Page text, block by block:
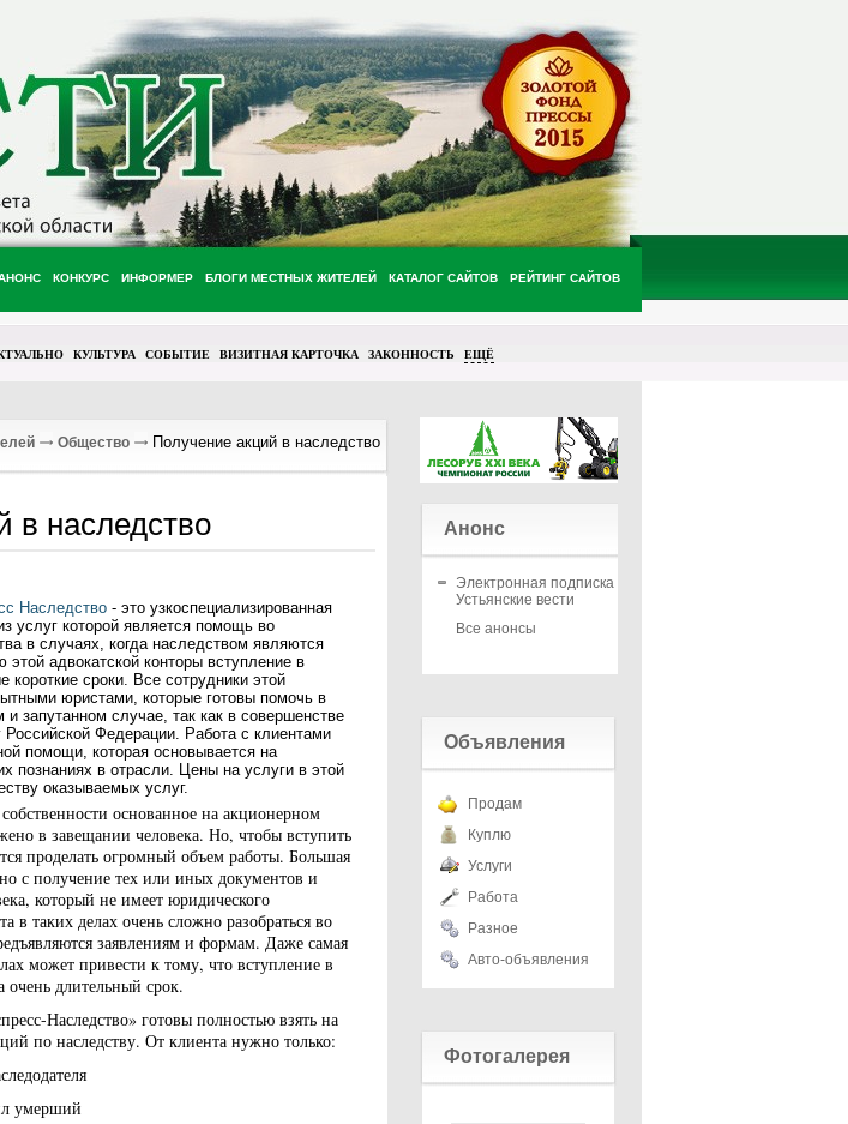
КОНКУРС ИНФОРМЕР БЛОГИ МЕСТНЫХ ЖИТЕЛЕЙ КАТАЛОГ САЙТОВ РЕЙТИНГ САЙТОВ
КУЛЬТУРА СОБЫТИЕ ВИЗИТНАЯ КАРТОЧКА ЗАКОННОСТЬ ЕЩЁ
Общество Получение акций в наследство
в наследство
Наследство- это узкоспециализированная
услуг которой является помощь во
в случаях, когда наследством являются
адвокатской конторы вступление в
короткие сроки. Все сотрудники этой
юристами, которые готовы помочь в
запутанном случае, так как в совершенстве
Федерации. Работа с клиентами
помощи, которая основывается на
познаниях в отрасли. Цены на услуги в этой
оказываемых услуг.
основанное на акционерном
в завещании человека. Но, чтобы вступить
проделать огромный объем работы. Большая
с получение тех или иных документов и
который не имеет юридического
в таких делах очень сложно разобраться во
заявлениям и формам. Даже самая
может привести к тому, что вступление в
очень длительный срок.
Наследство» готовы полностью взять на
по наследству. От клиента нужно только:
умерший
Анонс
Электронная подписка на
Устьянские вести
Все анонсы
Объявления
Продам
Куплю
Услуги
Работа
Разное
Авто-объявления
Фотогалерея